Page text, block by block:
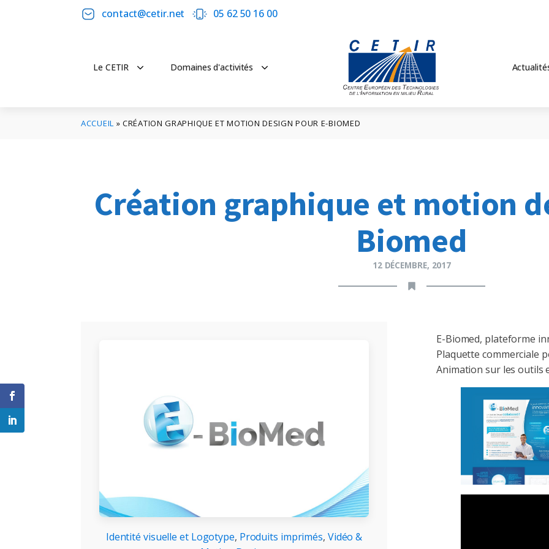
contact@cetir.net 05 62 50 16 00
Le CETIR Domaines d'activités
ACCUEIL »CRÉATION GRAPHIQUE ET MOTION DESIGN POUR E-BIOMED
Création graphique et motion
Biomed
12 DÉCEMBRE, 2017
Identité visuelle et Logotype, Produits imprimés, Vidéo &
E-Biomed, plateforme
Plaquette commerciale
Animation sur les outils